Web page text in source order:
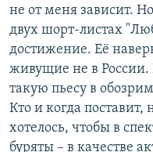
не от меня зависит.
двух шорт-листах
достижение. Её
живущие не в России.
такую пьесу в
Кто и когда
хотелось, чтобы в
буряты – в качестве